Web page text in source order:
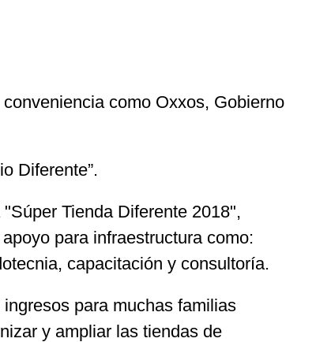
como Oxxos, Gobierno
Diferente”.
Tienda Diferente 2018",
para infraestructura como:
capacitación y consultoría.
para muchas familias
y ampliar las tiendas de